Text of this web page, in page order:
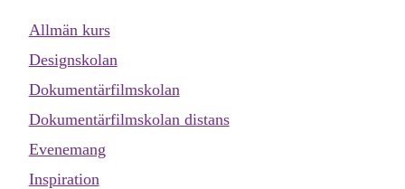
Allmän kurs
Designskolan
Dokumentärfilmskolan
Dokumentärfilmskolan distans
Evenemang
Inspiration